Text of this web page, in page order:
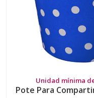
Unidad mínima
Pote Para